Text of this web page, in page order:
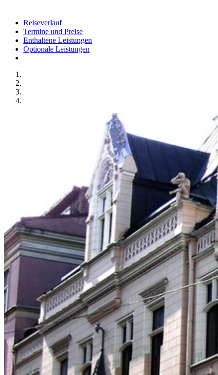
Reiseverlauf
Termine und Preise
Enthaltene Leistungen
Optionale Leistungen